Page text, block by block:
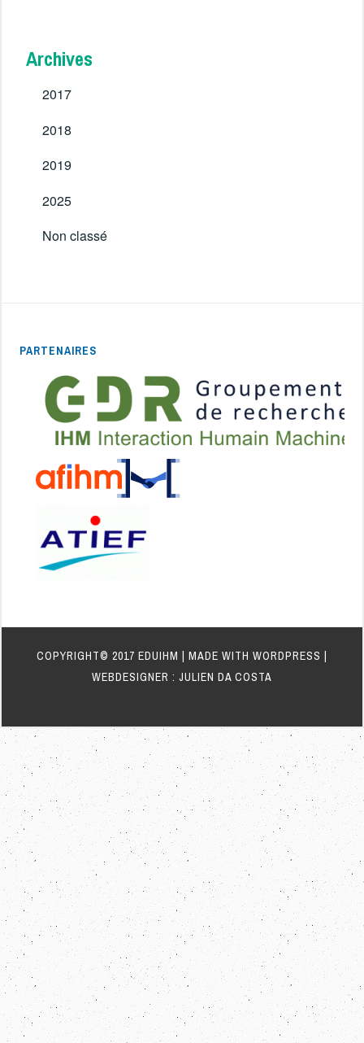
Archives
2017
2018
2019
2025
Non classé
PARTENAIRES
COPYRIGHT© 2017 EDUIHM | MADE WITH WORDPRESS |
WEBDESIGNER : JULIEN DA COSTA